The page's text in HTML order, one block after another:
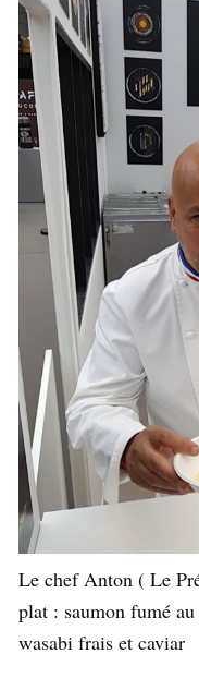
Le chef Anton ( Le
plat : saumon fumé
wasabi frais et caviar